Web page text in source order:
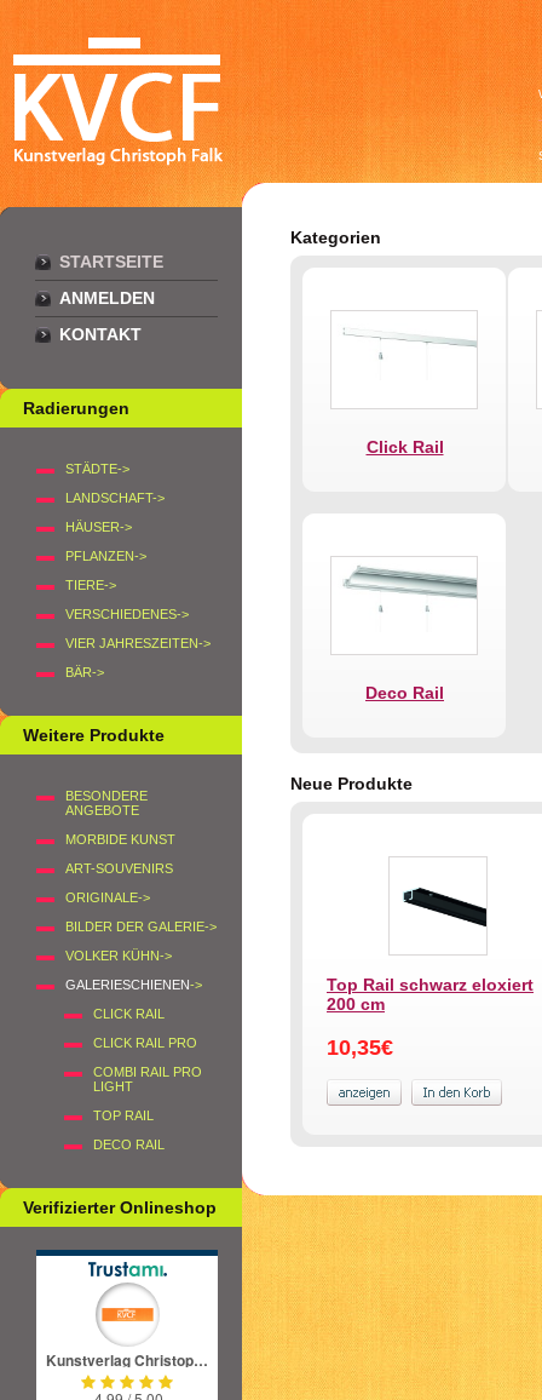
STARTSEITE
ANMELDEN
KONTAKT
Radierungen
STÄDTE->
LANDSCHAFT->
HÄUSER->
PFLANZEN->
TIERE->
VERSCHIEDENES->
VIER JAHRESZEITEN->
BÄR->
Weitere Produkte
BESONDERE
ANGEBOTE
MORBIDE KUNST
ART-SOUVENIRS
ORIGINALE->
BILDER DER GALERIE->
VOLKER KÜHN->
GALERIESCHIENEN->
CLICK RAIL
CLICK RAIL PRO
COMBI RAIL PRO
LIGHT
TOP RAIL
DECO RAIL
Verifizierter Onlineshop
Kategorien
Click Rail
Deco Rail
Neue Produkte
Top Rail schwarz eloxiert
200 cm
10,35€